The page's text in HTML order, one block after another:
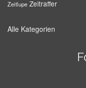
Zeitlupe Zeitraffer
Alle Kategorien